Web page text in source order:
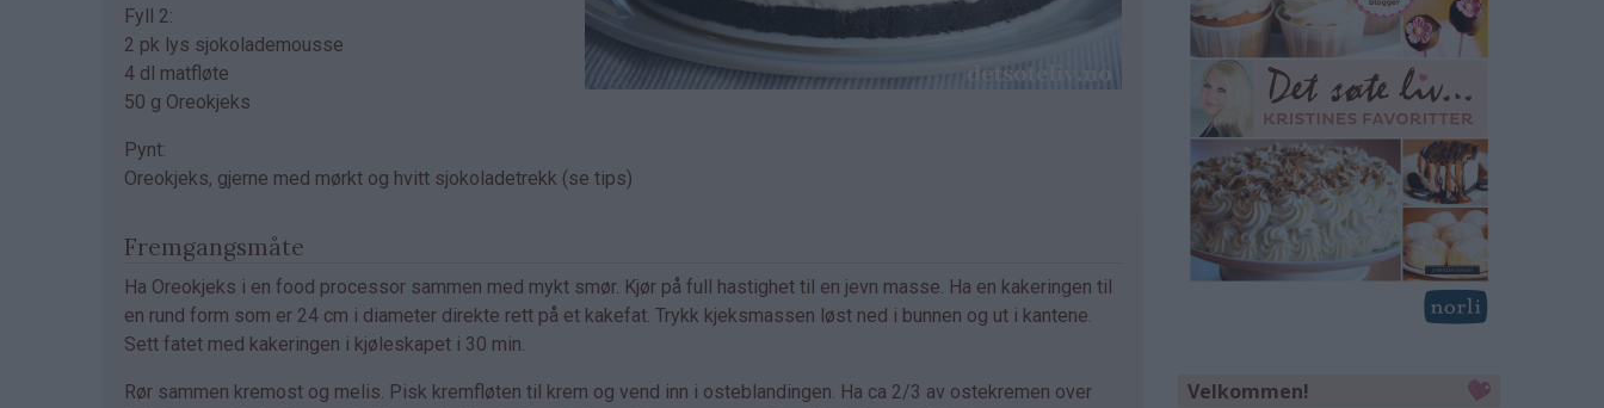
Fyll 2:
2 pk lys sjokolademousse
4 dl matfløte
50 g Oreokjeks
Pynt:
Oreokjeks, gjerne med mørkt og hvitt sjokoladetrekk (se tips)
Fremgangsmåte
Ha Oreokjeks i en food processor sammen med mykt smør. Kjør på full hastighet til en jevn masse. Ha en kakeringen til
en rund form som er 24 cm i diameter direkte rett på et kakefat. Trykk kjeksmassen løst ned i bunnen og ut i kantene.
Sett fatet med kakeringen i kjøleskapet i 30 min.
Rør sammen kremost og melis. Pisk kremfløten til krem og vend inn i osteblandingen. Ha ca 2/3 av ostekremen over
Velkommen!